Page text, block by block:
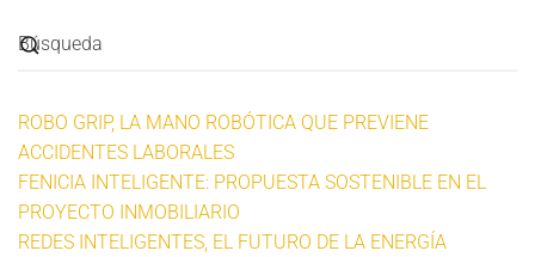
ROBO GRIP, LA MANO ROBÓTICA QUE PREVIENE
ACCIDENTES LABORALES
FENICIA INTELIGENTE: PROPUESTA SOSTENIBLE EN EL
PROYECTO INMOBILIARIO
REDES INTELIGENTES, EL FUTURO DE LA ENERGÍA